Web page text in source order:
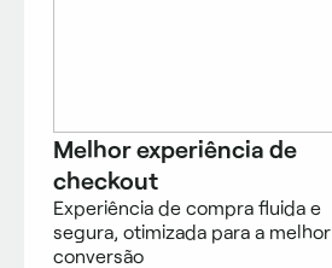
Melhor experiência de
checkout
Experiência de compra fluida e
segura, otimizada para a melhor
conversão